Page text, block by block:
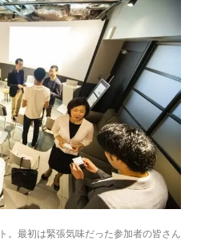
。最初は緊張気味だった参加者の皆さん